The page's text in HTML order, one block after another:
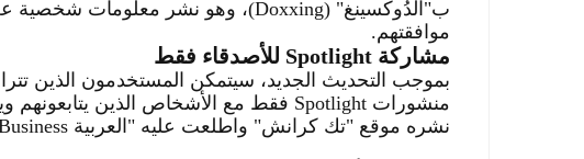
ب"الدُوكسينغ" (Doxxing)
، وهو نشر معلومات شخصية
موافقتهم.
مشاركة للأصدقاء فقط
منشورات
فقط مع الأشخاص الذين يتابعونهم
نشره موقع "تك كرانش" واطلعت عليه "العربية